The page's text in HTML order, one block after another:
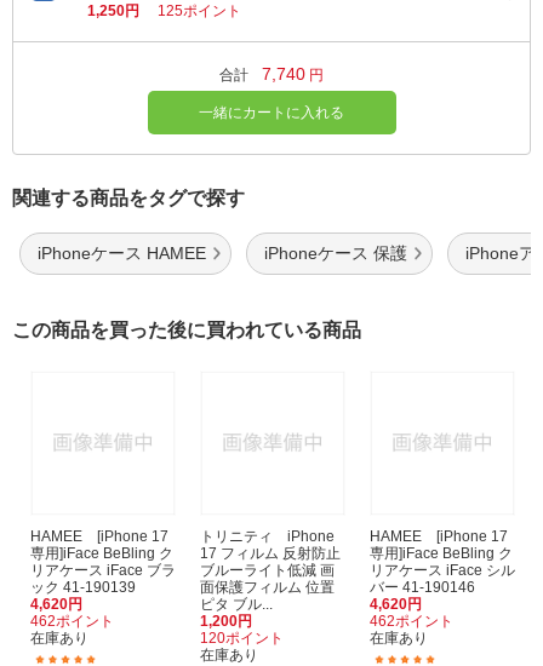
1,250円
125ポイント
合計 7,740 円
一緒にカートに入れる
関連する商品をタグで探す
iPhoneケース HAMEE iPhoneケース 保護 iPhoneア
この商品を買った後に買われている商品
HAMEE [iPhone 17
専用]iFace BeBling ク
リアケース iFace ブラ
ック 41-190139
4,620円
462ポイント
在庫あり
トリニティ iPhone
17 フィルム 反射防止
ブルーライト低減 画
面保護フィルム 位置
ピタ ブル...
1,200円
120ポイント
在庫あり
HAMEE [iPhone 17
専用]iFace BeBling ク
リアケース iFace シル
バー 41-190146
4,620円
462ポイント
在庫あり